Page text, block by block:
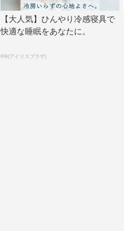
【大人気】ひんやり冷感寝具で
快適な睡眠をあなたに。
PR(アイリスプラザ)